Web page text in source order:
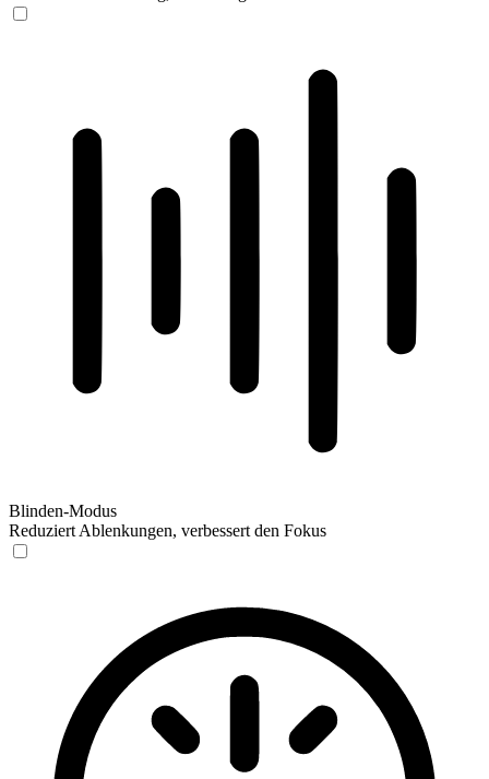
Blinden-Modus
Reduziert Ablenkungen, verbessert den Fokus